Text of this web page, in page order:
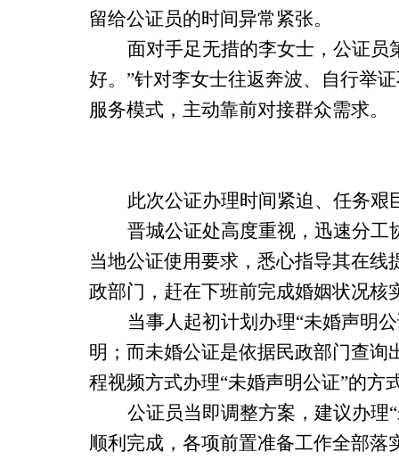
留给公证员的时间异常紧张。
面对手足无措的李女士，公证
好。”针对李女士往返奔波、自行举
服务模式，主动靠前对接群众需求。
此次公证办理时间紧迫、任务艰
晋城公证处高度重视，迅速分
当地公证使用要求，悉心指导其在
政部门，赶在下班前完成婚姻状况核
当事人起初计划办理“未婚声明
明；而未婚公证是依据民政部门查
程视频方式办理“未婚声明公证”的
公证员当即调整方案，建议办理
顺利完成，各项前置准备工作全部落